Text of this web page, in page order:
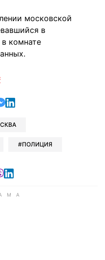
московской
в
комнате
в Facebook
в Xв Viber
в Whatsapp
отправить в Messenger
отправить в LinkedIn
ПОЛИЦИЯ
в Facebook
в X в Google news
Читайте в Viber
Читайте в LinkedIn